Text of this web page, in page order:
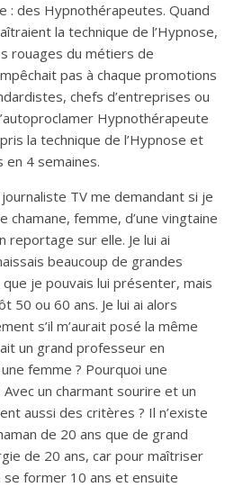
: des Hypnothérapeutes. Quand
la technique de l’Hypnose,
rouages du métiers de
pas à chaque promotions
chefs d’entreprises ou
Hypnothérapeute
la technique de l’Hypnose et
4 semaines.
journaliste TV me demandant si je
chamane, femme, d’une vingtaine
reportage sur elle. Je lui ai
beaucoup de grandes
je pouvais lui présenter, mais
50 ou 60 ans. Je lui ai alors
s’il m’aurait posé la même
un grand professeur en
femme ? Pourquoi une
Avec un charmant sourire et un
aussi des critères ? Il n’existe
de 20 ans que de grand
de 20 ans, car pour maîtriser
former 10 ans et ensuite